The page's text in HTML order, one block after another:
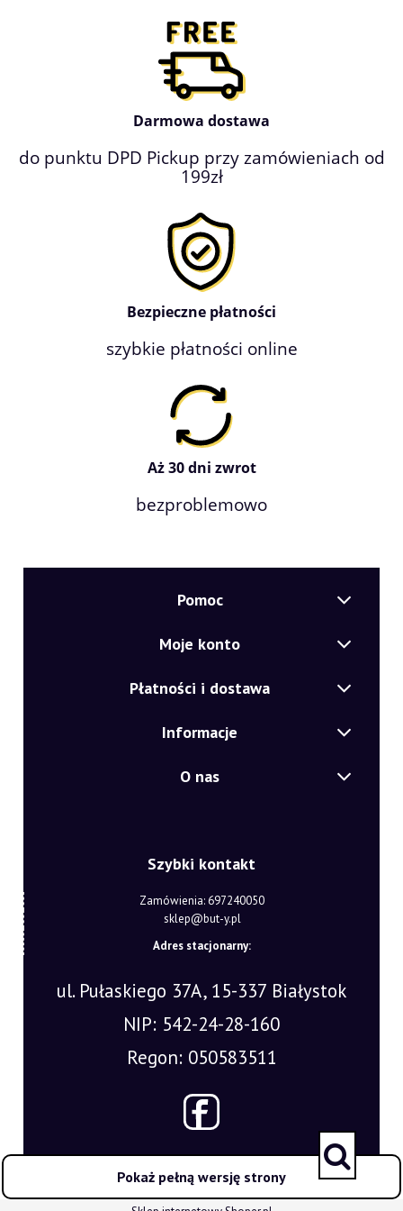
Darmowa dostawa
do punktu DPD Pickup przy zamówieniach od
199zł
Bezpieczne płatności
szybkie płatności online
Aż 30 dni zwrot
bezproblemowo
Pomoc
Moje konto
Płatności i dostawa
Informacje
O nas
Szybki kontakt
Zamówienia: 697240050
sklep@but-y.pl
Adres stacjonarny:
ul. Pułaskiego 37A, 15-337 Białystok
NIP: 542-24-28-160
Regon: 050583511
Pokaż pełną wersję strony